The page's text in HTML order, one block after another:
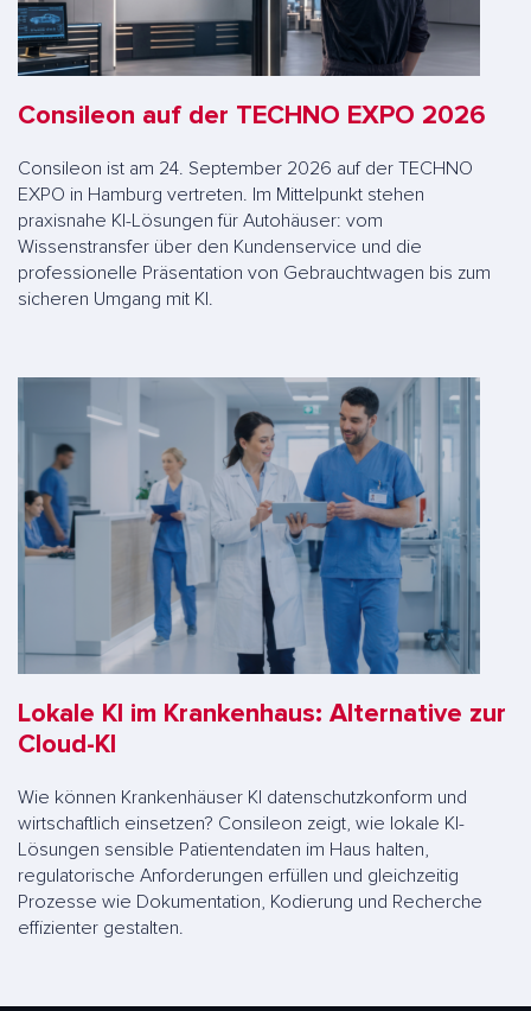
Consileon auf der TECHNO EXPO 2026
Consileon ist am 24. September 2026 auf der TECHNO
EXPO in Hamburg vertreten. Im Mittelpunkt stehen
praxisnahe KI-Lösungen für Autohäuser: vom
Wissenstransfer über den Kundenservice und die
professionelle Präsentation von Gebrauchtwagen bis zum
sicheren Umgang mit KI.
Lokale KI im Krankenhaus: Alternative zur
Cloud-KI
Wie können Krankenhäuser KI datenschutzkonform und
wirtschaftlich einsetzen? Consileon zeigt, wie lokale KI-
Lösungen sensible Patientendaten im Haus halten,
regulatorische Anforderungen erfüllen und gleichzeitig
Prozesse wie Dokumentation, Kodierung und Recherche
effizienter gestalten.